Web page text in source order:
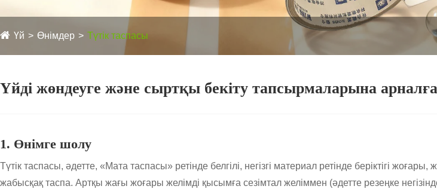
Үй Өнімдер Түтік таспасы
Үйді жөндеуге және сыртқы бекіту тапсырмаларына
1. Өнімге шолу
Түтік таспасы, әдетте, «Мата таспасы» ретінде белгілі, негізгі материал ретінде беріктігі
жабысқақ таспа. Артқы жағы жоғары желімді қысымға сезімтал желіммен (әдетте резеңке